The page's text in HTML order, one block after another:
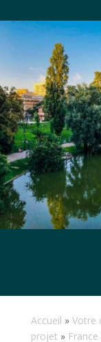
Accueil » Votre
projet » France